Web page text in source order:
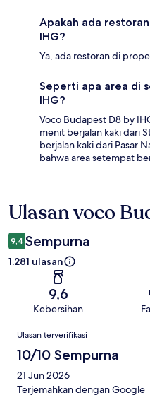
Apakah ada
IHG?
Ya, ada restoran di
Seperti apa area di
IHG?
Voco Budapest D8 by
menit berjalan kaki dari
berjalan kaki dari Pasar
bahwa area setempat
Ulasan
Ulasan voco
9,4 Sempurna
1.281 ulasan
9,6
Kebersihan
Ulasan
Ulasan terverifikasi
10/10 Sempurna
21 Jun 2026
Terjemahkan dengan Google